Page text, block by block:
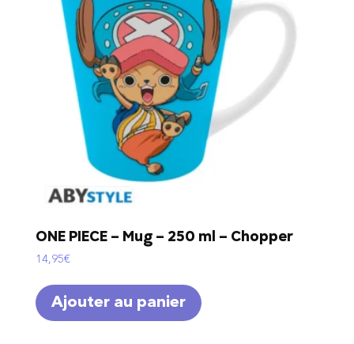
ONE PIECE – Mug – 250 ml – Chopper
14,95€
Ajouter au panier